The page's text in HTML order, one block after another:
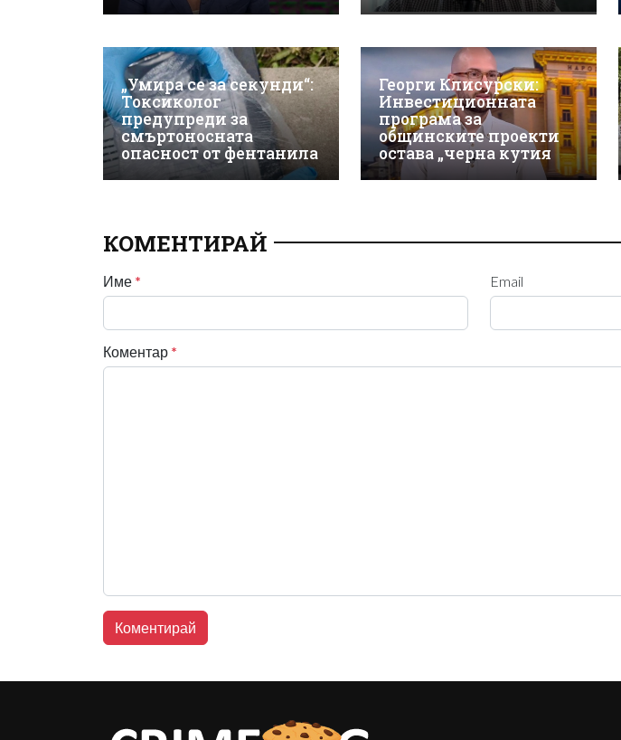
„Умира се за секунди“:
Токсиколог
предупреди за
смъртоносната
опасност от фентанила
Георги Клисурски:
Инвестиционната
програма за
общинските проекти
остава „черна кутия
КОМЕНТИРАЙ
Име * Email
Коментар *